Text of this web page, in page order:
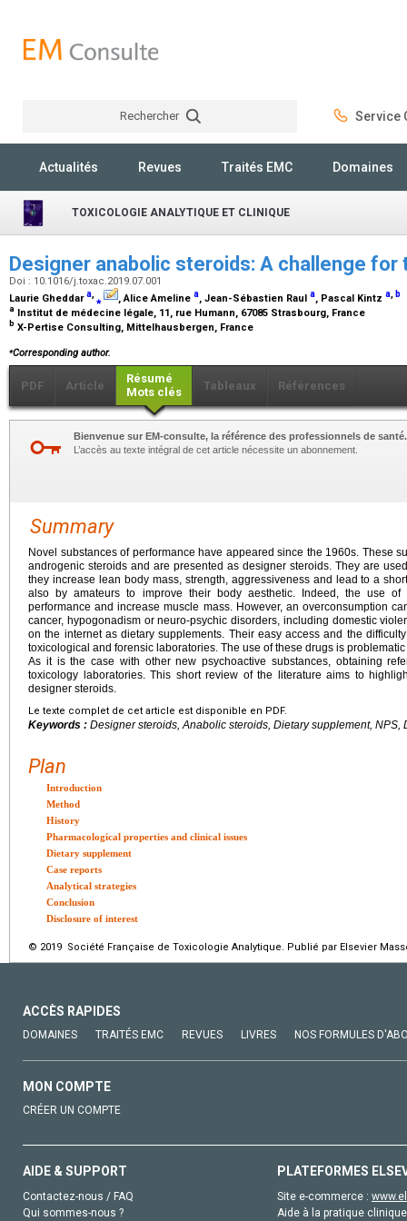
Rechercher Service
Actualités Revues Traités EMC Domaines
TOXICOLOGIE ANALYTIQUE ET CLINIQUE
Designer anabolic steroids: A challenge
Doi : 10.1016/j.toxac.2019.07.001
Laurie Gheddara,⁎ , Alice Ameline a, Jean-Sébastien Raul a, Pascal Kintz a, b
a Institut de médecine légale, 11, rue Humann, 67085 Strasbourg, France
b X-Pertise Consulting, Mittelhausbergen, France
⁎Corresponding author.
PDF Article
Résumé
Mots clés
Tableaux Références
Bienvenue sur EM-consulte, la référence des professionnels de santé.
L’accès au texte intégral de cet article nécessite un abonnement.
Summary
Novel substances of performance have appeared since the 1960s. These
androgenic steroids and are presented as designer steroids. They are
they increase lean body mass, strength, aggressiveness and lead to a
also by amateurs to improve their body aesthetic. Indeed, the use of
performance and increase muscle mass. However, an overconsumption
cancer, hypogonadism or neuro-psychic disorders, including domestic
on the internet as dietary supplements. Their easy access and the
toxicological and forensic laboratories. The use of these drugs is
As it is the case with other new psychoactive substances, obtaining
toxicology laboratories. This short review of the literature aims to
designer steroids.
Le texte complet de cet article est disponible en PDF.
Keywords : Designer steroids, Anabolic steroids, Dietary supplement, NPS,
Plan
Introduction
Method
History
Pharmacological properties and clinical issues
Dietary supplement
Case reports
Analytical strategies
Conclusion
Disclosure of interest
© 2019 Société Française de Toxicologie Analytique. Publié par Elsevier
ACCÈS RAPIDES
DOMAINES TRAITÉS EMC REVUES LIVRES NOS FORMULES
MON COMPTE
CRÉER UN COMPTE
AIDE & SUPPORT
Contactez-nous / FAQ
Qui sommes-nous ?
PLATEFORMES
Site e-commerce :
Aide à la pratique